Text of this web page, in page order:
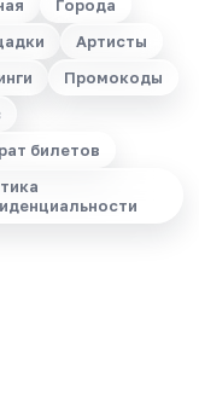
Города
Артисты
Промокоды
билетов